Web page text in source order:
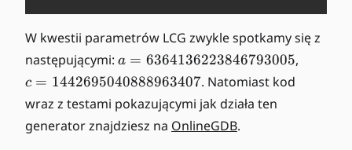
W kwestii parametrów LCG zwykle spotkamy się z
następującymi: a
=
3
6
a = 6364136223846793005,
c = 1442695040888963407. Natomiast kod
wraz z testami pokazującymi jak działa ten
generator znajdziesz na OnlineGDB.